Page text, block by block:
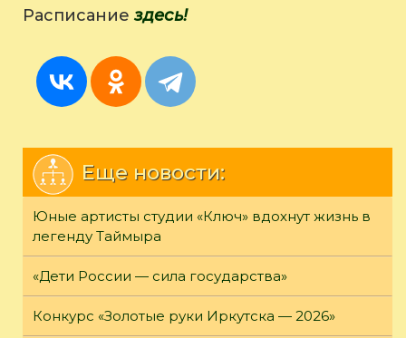
Расписание здесь!
Еще новости:
Юные артисты студии «Ключ» вдохнут жизнь в
легенду Таймыра
«Дети России — сила государства»
Конкурс «Золотые руки Иркутска — 2026»